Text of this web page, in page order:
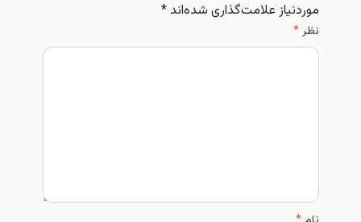
موردنیاز علامت‌گذاری شده‌اند*
نظر*